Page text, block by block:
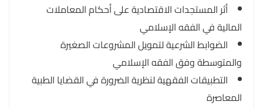
أثر المستجدات الاقتصادية على أحكام المعاملات
المالية في الفقه الإسلامي
الضوابط الشرعية لتمويل المشروعات الصغيرة
والمتوسطة وفق الفقه الإسلامي
التطبيقات الفقهية لنظرية الضرورة في القضايا الطبية
المعاصرة